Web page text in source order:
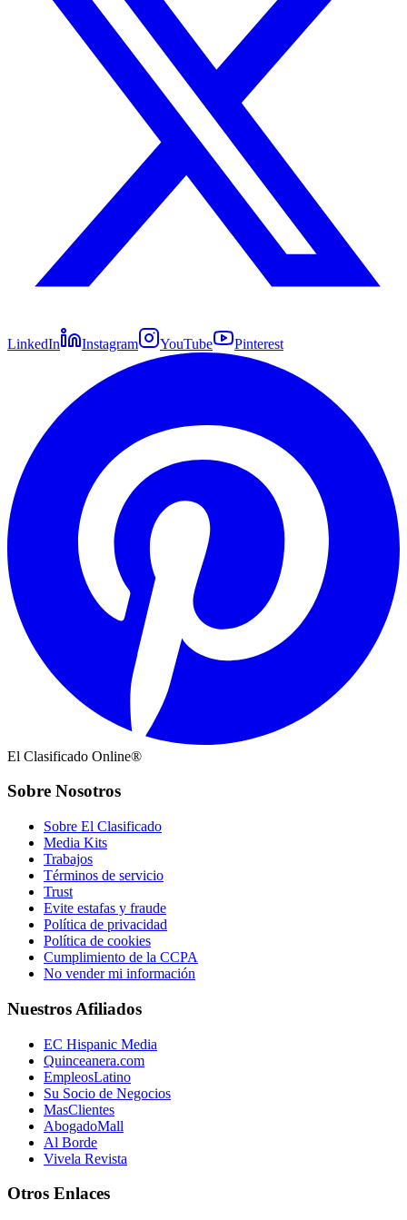
LinkedIn Instagram YouTube Pinterest
El Clasificado Online®
Sobre Nosotros
Sobre El Clasificado
Media Kits
Trabajos
Términos de servicio
Trust
Evite estafas y fraude
Política de privacidad
Política de cookies
Cumplimiento de la CCPA
No vender mi información
Nuestros Afiliados
EC Hispanic Media
Quinceanera.com
EmpleosLatino
Su Socio de Negocios
MasClientes
AbogadoMall
Al Borde
Vivela Revista
Otros Enlaces